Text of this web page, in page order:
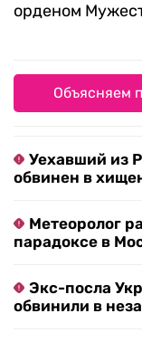
орденом
Объясняем
Уехавший из
обвинен в
Метеоролог
парадоксе в
Экс-посла
обвинили в